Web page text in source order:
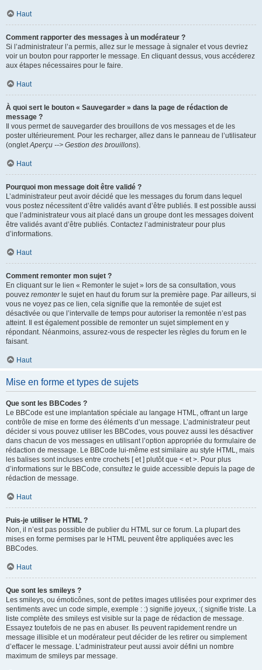
Haut
Comment rapporter des messages à un modérateur ?
Si l’administrateur l’a permis, allez sur le message à signaler et vous devriez
voir un bouton pour rapporter le message. En cliquant dessus, vous accéderez
aux étapes nécessaires pour le faire.
Haut
À quoi sert le bouton « Sauvegarder » dans la page de rédaction de
message ?
Il vous permet de sauvegarder des brouillons de vos messages et de les
poster ultérieurement. Pour les recharger, allez dans le panneau de l’utilisateur
(ongletAperçu --> Gestion des brouillons).
Haut
Pourquoi mon message doit être validé ?
L’administrateur peut avoir décidé que les messages du forum dans lequel
vous postez nécessitent d’être validés avant d’être publiés. Il est possible aussi
que l’administrateur vous ait placé dans un groupe dont les messages doivent
être validés avant d’être publiés. Contactez l’administrateur pour plus
d’informations.
Haut
Comment remonter mon sujet ?
En cliquant sur le lien « Remonter le sujet » lors de sa consultation, vous
pouvez remonterle sujet en haut du forum sur la première page. Par ailleurs, si
vous ne voyez pas ce lien, cela signifie que la remontée de sujet est
désactivée ou que l’intervalle de temps pour autoriser la remontée n’est pas
atteint. Il est également possible de remonter un sujet simplement en y
répondant. Néanmoins, assurez-vous de respecter les règles du forum en le
faisant.
Haut
Mise en forme et types de sujets
Que sont les BBCodes ?
Le BBCode est une implantation spéciale au langage HTML, offrant un large
contrôle de mise en forme des éléments d’un message. L’administrateur peut
décider si vous pouvez utiliser les BBCodes, vous pouvez aussi les désactiver
dans chacun de vos messages en utilisant l’option appropriée du formulaire de
rédaction de message. Le BBCode lui-même est similaire au style HTML, mais
les balises sont incluses entre crochets [ et ] plutôt que < et >. Pour plus
d’informations sur le BBCode, consultez le guide accessible depuis la page de
rédaction de message.
Haut
Puis-je utiliser le HTML ?
Non, il n’est pas possible de publier du HTML sur ce forum. La plupart des
mises en forme permises par le HTML peuvent être appliquées avec les
BBCodes.
Haut
Que sont les smileys ?
Les smileys, ou émoticônes, sont de petites images utilisées pour exprimer des
sentiments avec un code simple, exemple : :) signifie joyeux, :( signifie triste. La
liste complète des smileys est visible sur la page de rédaction de message.
Essayez toutefois de ne pas en abuser. Ils peuvent rapidement rendre un
message illisible et un modérateur peut décider de les retirer ou simplement
d’effacer le message. L’administrateur peut aussi avoir défini un nombre
maximum de smileys par message.